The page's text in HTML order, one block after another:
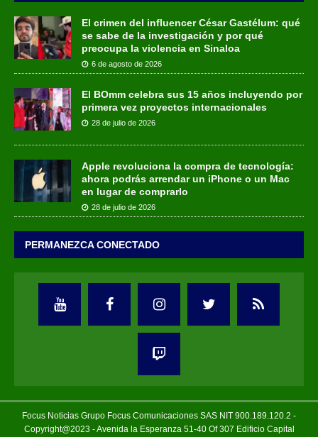
El crimen del influencer César Gastélum: qué
se sabe de la investigación y por qué
preocupa la violencia en Sinaloa
6 de agosto de 2026
El BOmm celebra sus 15 años incluyendo por
primera vez proyectos internacionales
28 de julio de 2026
Apple revoluciona la compra de tecnología:
ahora podrás arrendar un iPhone o un Mac
en lugar de comprarlo
28 de julio de 2026
PERMANEZCA CONECTADO
Focus Noticias Grupo Focus Comunicaciones SAS NIT 900.189.120.2 -
Copyright@2023 - Avenida la Esperanza 51-40 Of 307 Edificio Capital